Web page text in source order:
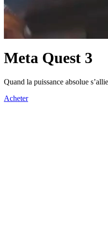
Meta Quest 3
Quand la puissance absolue
Acheter